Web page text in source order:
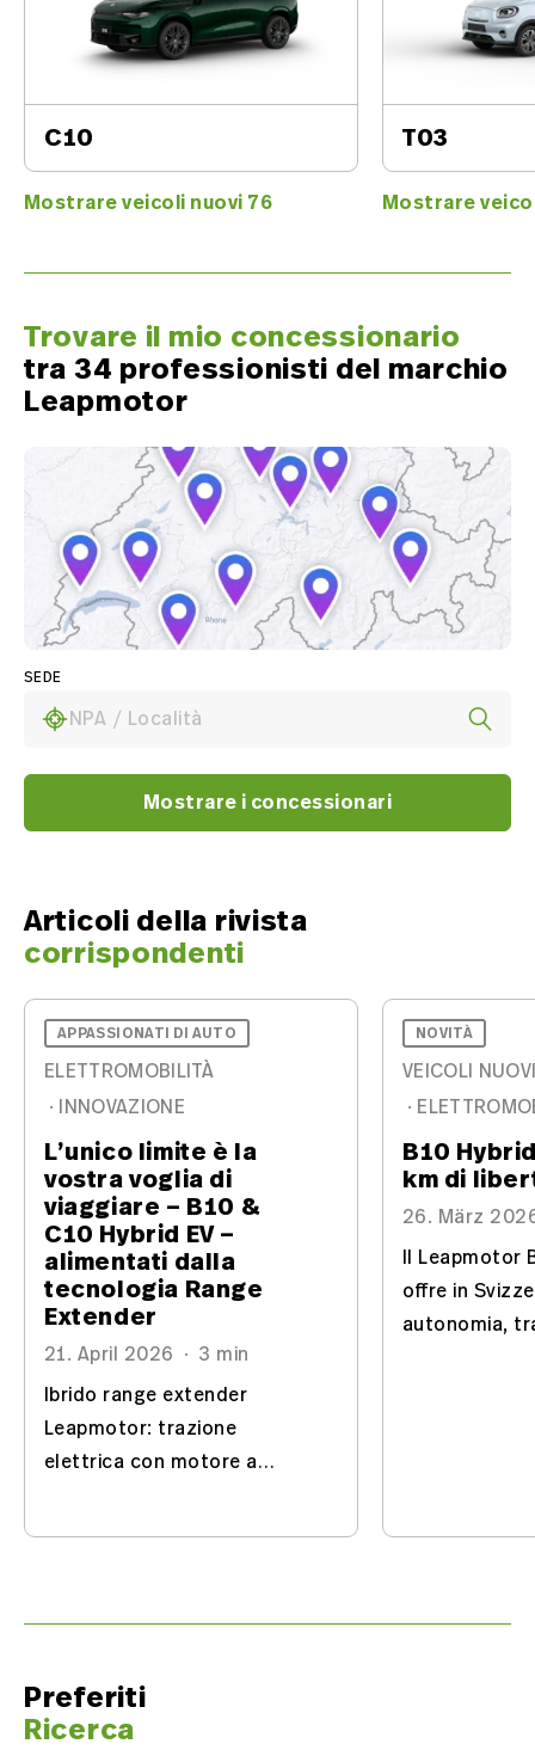
C10
Mostrare veicoli nuovi 76
T03
Mostrare
Trovare il mio concessionario
tra 34 professionisti del marchio
Leapmotor
SEDE
NPA / Località
Mostrare i concessionari
Articoli della rivista
corrispondenti
APPASSIONATI DI AUTO
ELETTROMOBILITÀ
· INNOVAZIONE
L’unico limite è la
vostra voglia di
viaggiare – B10 &
C10 Hybrid EV –
alimentati dalla
tecnologia Range
Extender
21. April 2026 · 3 min
Ibrido range extender
Leapmotor: trazione
elettrica con motore a
NOVITÀ
VEICOLI
·
B10
km di
26. März
Il Leapmotor
offre in
autonomia,
Preferiti
Ricerca